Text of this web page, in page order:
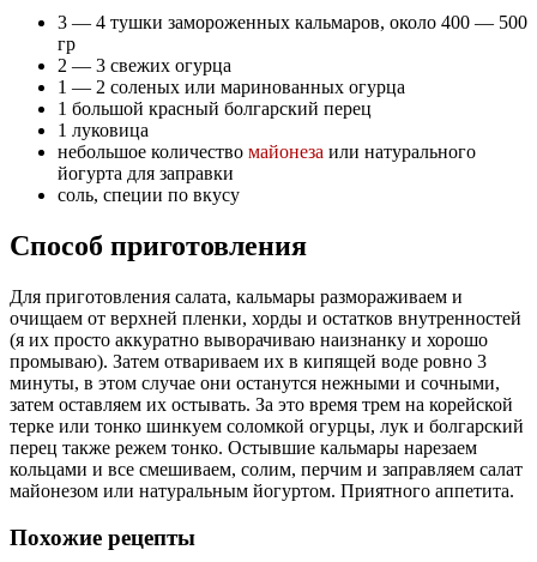
3 — 4 тушки замороженных кальмаров, около 400 — 500
гр
2 — 3 свежих огурца
1 — 2 соленых или маринованных огурца
1 большой красный болгарский перец
1 луковица
небольшое количество майонеза или натурального
йогурта для заправки
соль, специи по вкусу
Способ приготовления
Для приготовления салата, кальмары размораживаем и
очищаем от верхней пленки, хорды и остатков внутренностей
(я их просто аккуратно выворачиваю наизнанку и хорошо
промываю). Затем отвариваем их в кипящей воде ровно 3
минуты, в этом случае они останутся нежными и сочными,
затем оставляем их остывать. За это время трем на корейской
терке или тонко шинкуем соломкой огурцы, лук и болгарский
перец также режем тонко. Остывшие кальмары нарезаем
кольцами и все смешиваем, солим, перчим и заправляем салат
майонезом или натуральным йогуртом. Приятного аппетита.
Похожие рецепты